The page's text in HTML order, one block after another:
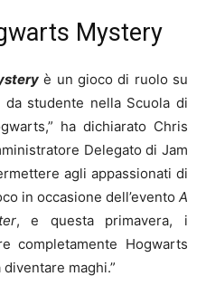
Mystery
è un gioco di ruolo su
studente nella Scuola di
ha dichiarato Chris
Delegato di Jam
agli appassionati di
in occasione dell’evento A
, e questa primavera, i
completamente Hogwarts
maghi.”